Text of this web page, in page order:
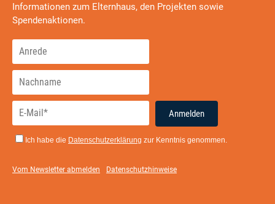
Informationen zum Elternhaus, den Projekten sowie
Spendenaktionen.
Anmelden
Ich habe die Datenschutzerklärung zur Kenntnis genommen.
Vom Newsletter abmelden Datenschutzhinweise